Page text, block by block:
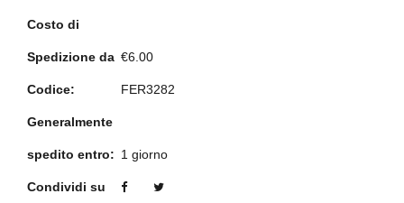
Costo di
Spedizione da €6.00
Codice: FER3282
Generalmente
spedito entro: 1 giorno
Condividi su